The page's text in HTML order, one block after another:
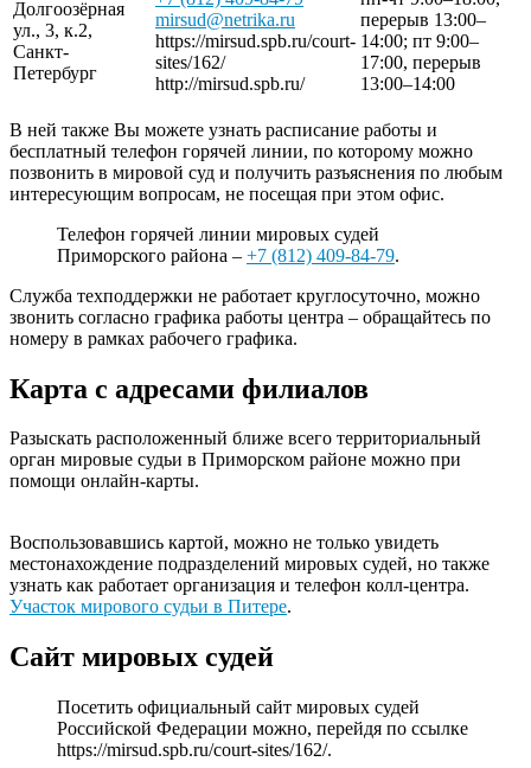
Долгоозёрная
ул., 3, к.2,
Санкт-
Петербург
mirsud@netrika.ru
https://mirsud.spb.ru/court-
sites/162/
http://mirsud.spb.ru/
перерыв 13:00–
14:00; пт 9:00–
17:00, перерыв
13:00–14:00
В ней также Вы можете узнать расписание работы и
бесплатный телефон горячей линии, по которому можно
позвонить в мировой суд и получить разъяснения по любым
интересующим вопросам, не посещая при этом офис.
Телефон горячей линии мировых судей
Приморского района – +7 (812) 409-84-79.
Служба техподдержки не работает круглосуточно, можно
звонить согласно графика работы центра – обращайтесь по
номеру в рамках рабочего графика.
Карта с адресами филиалов
Разыскать расположенный ближе всего территориальный
орган мировые судьи в Приморском районе можно при
помощи онлайн-карты.
Воспользовавшись картой, можно не только увидеть
местонахождение подразделений мировых судей, но также
узнать как работает организация и телефон колл-центра.
Участок мирового судьи в Питере.
Сайт мировых судей
Посетить официальный сайт мировых судей
Российской Федерации можно, перейдя по ссылке
https://mirsud.spb.ru/court-sites/162/.